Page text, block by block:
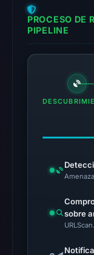
PROCESO DE
PIPELINE
sobre